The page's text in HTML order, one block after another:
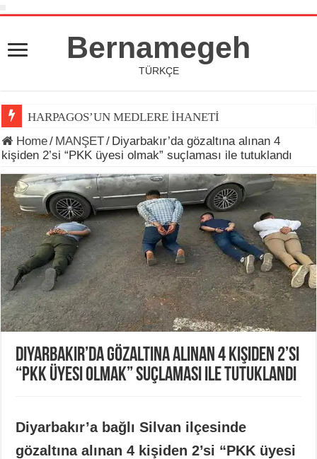
Bernamegeh
TÜRKÇE
HARPAGOS’UN MEDLERE İHANETİ
Home/ MANŞET/ Diyarbakır’da gözaltına alınan 4
kişiden 2’si “PKK üyesi olmak” suçlaması ile tutuklandı
Diyarbakır’da gözaltına alınan 4 kişiden 2’si
“PKK üyesi olmak” suçlaması ile tutuklandı
Diyarbakır’a bağlı Silvan ilçesinde
gözaltına alınan 4 kişiden 2’si “PKK üyesi